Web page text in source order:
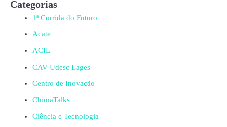
Categorias
1ª Corrida do Futuro
Acate
ACIL
CAV Udesc Lages
Centro de Inovação
ChimaTalks
Ciência e Tecnologia